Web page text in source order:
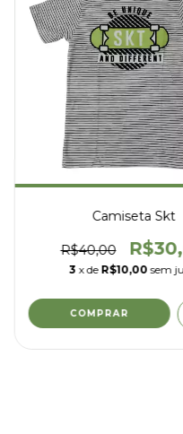
Camiseta Skt
R$40,00
3 x de R$10,00 sem
COMPRAR